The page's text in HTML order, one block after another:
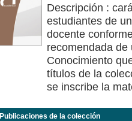
Descripción :
estudiantes de
docente
recomendada
Conocimiento
títulos de la
se inscribe la
Publicaciones de la colección